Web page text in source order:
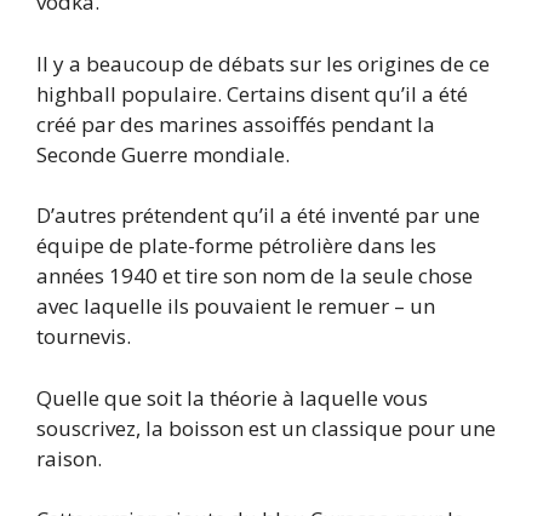
Il y a beaucoup de débats sur les origines de ce
highball populaire. Certains disent qu’il a été
créé par des marines assoiffés pendant la
Seconde Guerre mondiale.
D’autres prétendent qu’il a été inventé par une
équipe de plate-forme pétrolière dans les
années 1940 et tire son nom de la seule chose
avec laquelle ils pouvaient le remuer – un
tournevis.
Quelle que soit la théorie à laquelle vous
souscrivez, la boisson est un classique pour une
raison.